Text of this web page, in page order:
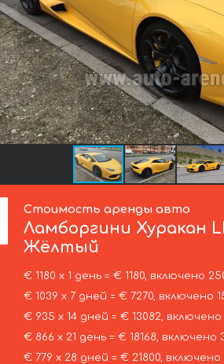
Стоимость аренды авто
Ламборгини Хуракан
Жёлтый
€ 1180 х 1 день = € 1180, включено
€ 1039 х 7 дней = € 7270, включено
€ 935 х 14 дней = € 13082, включено
€ 866 х 21 день = € 18168, включено
€ 779 х 28 дней = € 21800, включено